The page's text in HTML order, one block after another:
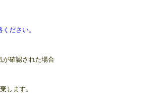
ださい。
が確認された場合
します。